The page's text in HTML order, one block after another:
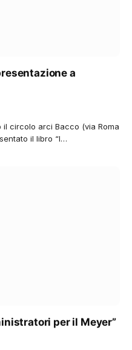
a
il circolo arci Bacco (via Roma
il libro “I…
per il Meyer”